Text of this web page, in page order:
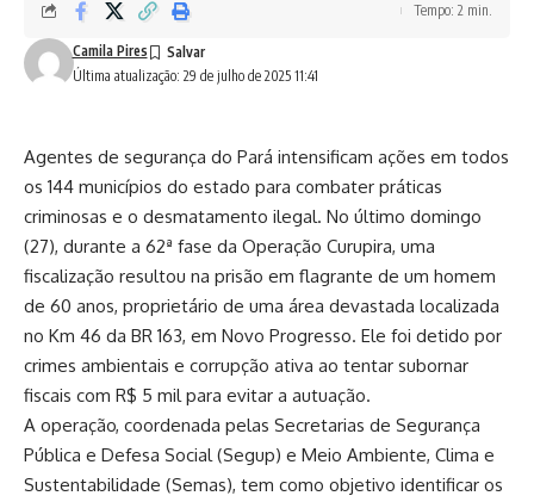
Última atualização: 29 de julho de 2025 11:41
Camila Pires
Tempo: 2 min.
Agentes de segurança do Pará intensificam ações em todos
os 144 municípios do estado para combater práticas
criminosas e o desmatamento ilegal. No último domingo
(27), durante a 62ª fase da Operação Curupira, uma
fiscalização resultou na prisão em flagrante de um homem
de 60 anos, proprietário de uma área devastada localizada
no Km 46 da BR 163, em Novo Progresso. Ele foi detido por
crimes ambientais e corrupção ativa ao tentar subornar
fiscais com R$ 5 mil para evitar a autuação.
A operação, coordenada pelas Secretarias de Segurança
Pública e Defesa Social (Segup) e Meio Ambiente, Clima e
Sustentabilidade (Semas), tem como objetivo identificar os